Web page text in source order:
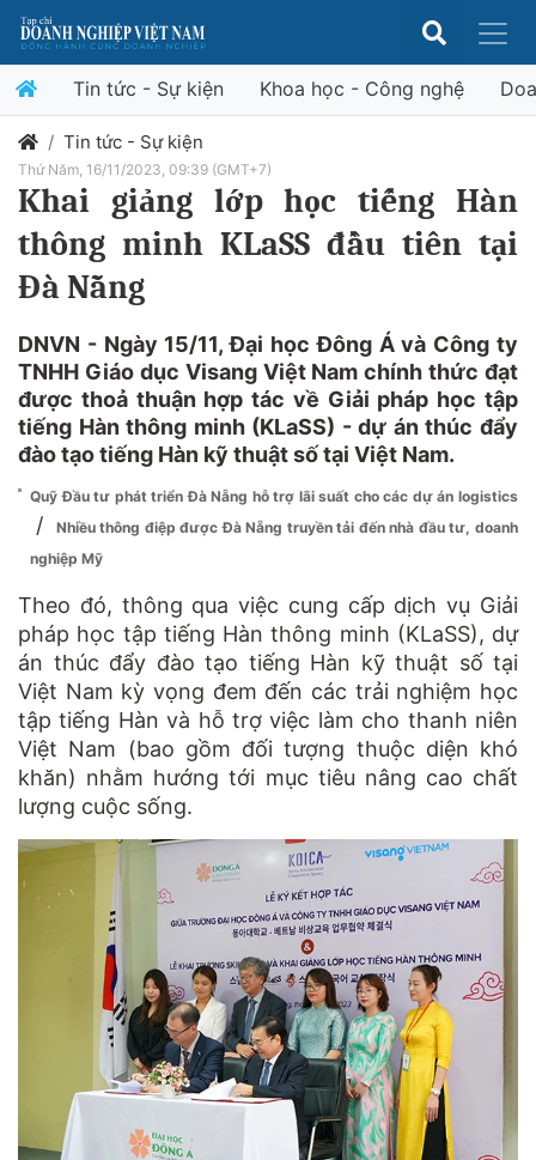
Tin tức - Sự kiện Khoa học - Công nghệ
Tin tức - Sự kiện
Thứ Năm, 16/11/2023, 09:39 (GMT+7)
Khai giảng lớp học tiếng Hàn
thông minh KLaSS đầu tiên tại
Đà Nẵng
DNVN - Ngày 15/11, Đại học Đông Á và Công ty
TNHH Giáo dục Visang Việt Nam chính thức đạt
được thoả thuận hợp tác về Giải pháp học tập
tiếng Hàn thông minh (KLaSS) - dự án thúc đẩy
đào tạo tiếng Hàn kỹ thuật số tại Việt Nam.
Quỹ Đầu tư phát triển Đà Nẵng hỗ trợ lãi suất cho các dự án logistics
/
Nhiều thông điệp được Đà Nẵng truyền tải đến nhà đầu tư, doanh
nghiệp Mỹ
Theo đó, thông qua việc cung cấp dịch vụ Giải
pháp học tập tiếng Hàn thông minh (KLaSS), dự
án thúc đẩy đào tạo tiếng Hàn kỹ thuật số tại
Việt Nam kỳ vọng đem đến các trải nghiệm học
tập tiếng Hàn và hỗ trợ việc làm cho thanh niên
Việt Nam (bao gồm đối tượng thuộc diện khó
khăn) nhằm hướng tới mục tiêu nâng cao chất
lượng cuộc sống.